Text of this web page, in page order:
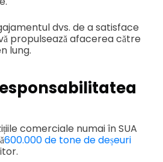
dvs. de a satisface
propulsează afacerea către
lung.
comerciale numai în SUA
600.000 de tone de deșeuri